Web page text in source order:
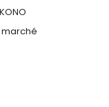
marché